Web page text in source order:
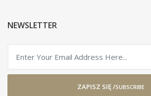
NEWSLETTER
ZAPISZ SIĘ /SUBSCRIBE